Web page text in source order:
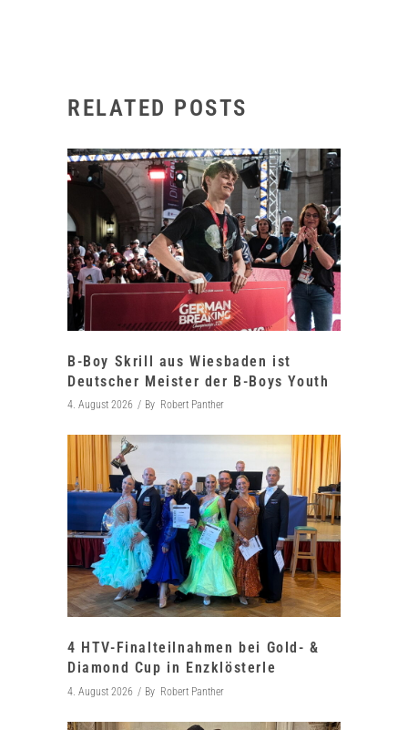
RELATED POSTS
B-Boy Skrill aus Wiesbaden ist
Deutscher Meister der B-Boys Youth
4. August 2026 By Robert Panther
4 HTV-Finalteilnahmen bei Gold- &
Diamond Cup in Enzklösterle
4. August 2026 By Robert Panther